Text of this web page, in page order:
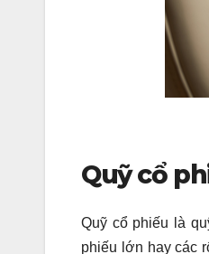
Quỹ cổ
Quỹ cổ phiếu là
phiếu lớn hay các